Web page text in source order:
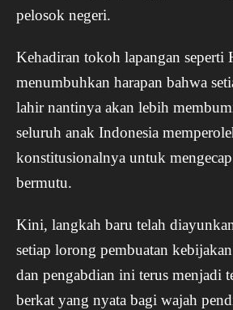
pelosok negeri.
Kehadiran tokoh lapangan seperti
menumbuhkan harapan bahwa
lahir nantinya akan lebih
seluruh anak Indonesia
konstitusionalnya untuk
bermutu.
Kini, langkah baru telah
setiap lorong pembuatan
dan pengabdian ini terus menjadi
berkat yang nyata bagi wajah